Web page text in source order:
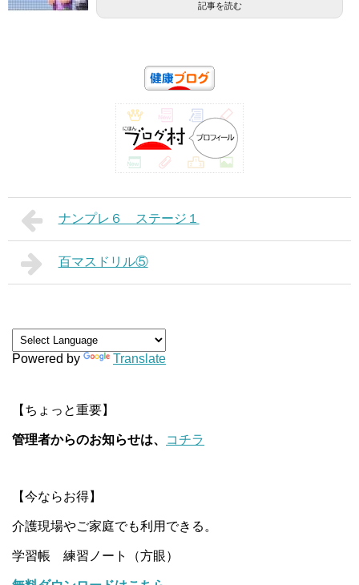
記事を読む
ナンプレ６ ステージ１
百マスドリル⑤
Powered by Translate
【ちょっと重要】
管理者からのお知らせは、 コチラ
【今ならお得】
介護現場やご家庭でも利用できる。
学習帳 練習ノート（方眼）